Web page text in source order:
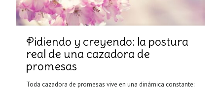
Pidiendo y creyendo: la postura
real de una cazadora de
promesas
Toda cazadora de promesas vive en una dinámica constante: